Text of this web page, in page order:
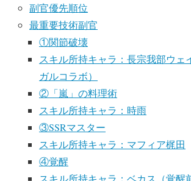
副官優先順位
最重要技術副官
①関節破壊
スキル所持キャラ：長宗我部ウェ
ガルコラボ）
②「嵐」の料理術
スキル所持キャラ：時雨
③SSRマスター
スキル所持キャラ：マフィア梶田
④覚醒
スキル所持キャラ：ベカス（覚醒